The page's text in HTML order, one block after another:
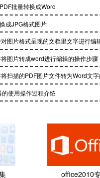
批量转换成Word
成JPG格式图片
图片格式呈现的文档里文字进行编
图片转成word进行编辑的操作步骤
扫描的PDF图片文件转为Word文
使用操作过程介绍
office2010